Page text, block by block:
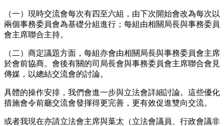
（一）現時交流會每次有四至六組，由下次開始會改為每次以
兩個事務委員會為基礎分組進行；每組由相關局長與事務委員
會主席聯合主持。
（二）商定議題方面，每組亦會由相關局長與事務委員會主席
於會前協商。會後有關的司局長會與事務委員會主席聯合會見
傳媒，以總結交流會的討論。
具體的操作安排，我們會進一步與立法會詳細討論。這些優化
措施會令前廳交流會發揮得更完善，更有效促進雙向交流。
或者我現在亦請立法會主席與葉太（立法會議員、行政會議非